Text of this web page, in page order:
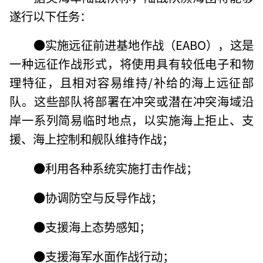
遂行以下任务：
●实施远征前进基地作战（EABO），这是
一种远征作战形式，将使用具有较低电子和物
理特征，且相对容易维持/补给的海上远征部
队。这些部队将部署在冲突或潜在冲突海域沿
岸一系列简易临时地点，以实施海上拒止、支
援、海上控制和舰队维持作战；
●利用各种系统实施打击作战；
●协调防空与反导作战；
●支援海上态势感知；
●支援海军水面作战行动；